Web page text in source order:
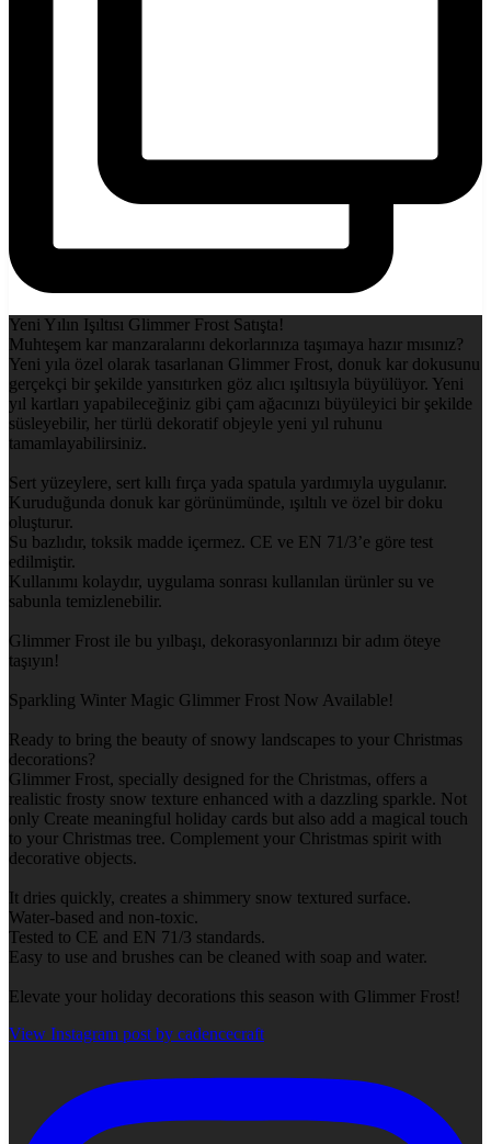
Yeni Yılın Işıltısı Glimmer Frost Satışta!
Muhteşem kar manzaralarını dekorlarınıza taşımaya hazır mısınız?
Yeni yıla özel olarak tasarlanan Glimmer Frost, donuk kar dokusunu
gerçekçi bir şekilde yansıtırken göz alıcı ışıltısıyla büyülüyor. Yeni
yıl kartları yapabileceğiniz gibi çam ağacınızı büyüleyici bir şekilde
süsleyebilir, her türlü dekoratif objeyle yeni yıl ruhunu
tamamlayabilirsiniz.
Sert yüzeylere, sert kıllı fırça yada spatula yardımıyla uygulanır.
Kuruduğunda donuk kar görünümünde, ışıltılı ve özel bir doku
oluşturur.
Su bazlıdır, toksik madde içermez. CE ve EN 71/3’e göre test
edilmiştir.
Kullanımı kolaydır, uygulama sonrası kullanılan ürünler su ve
sabunla temizlenebilir.
Glimmer Frost ile bu yılbaşı, dekorasyonlarınızı bir adım öteye
taşıyın!
Sparkling Winter Magic Glimmer Frost Now Available!
Ready to bring the beauty of snowy landscapes to your Christmas
decorations?
Glimmer Frost, specially designed for the Christmas, offers a
realistic frosty snow texture enhanced with a dazzling sparkle. Not
only Create meaningful holiday cards but also add a magical touch
to your Christmas tree. Complement your Christmas spirit with
decorative objects.
It dries quickly, creates a shimmery snow textured surface.
Water-based and non-toxic.
Tested to CE and EN 71/3 standards.
Easy to use and brushes can be cleaned with soap and water.
Elevate your holiday decorations this season with Glimmer Frost!
View Instagram post by cadencecraft